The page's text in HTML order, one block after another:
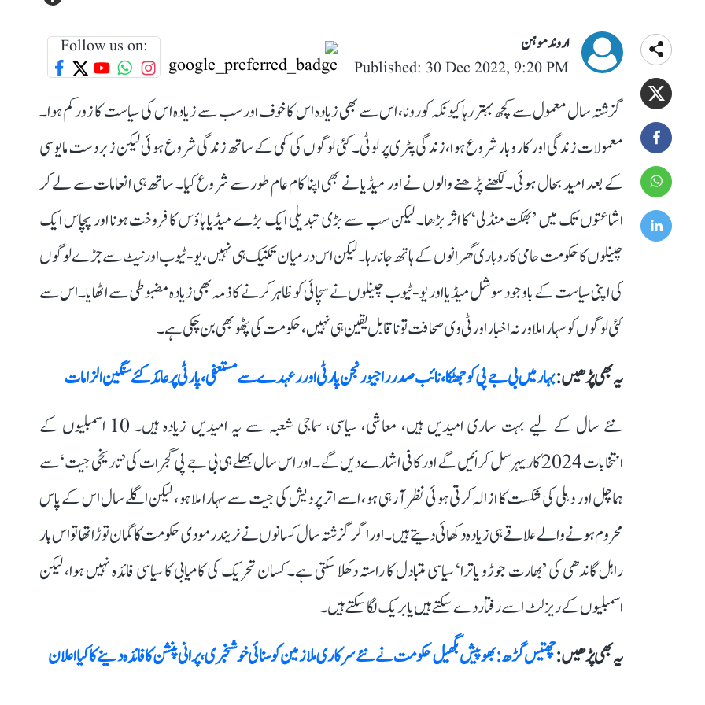
اروند موہن
Published: 30 Dec 2022, 9:20 PM
Follow us on:
گزشتہ سال معمول سے کچھ بہتر رہا کیونکہ کورونا، اس سے بھی زیادہ اس کا خوف اور سب سے زیادہ اس کی سیاست کا زور کم ہوا۔
معمولات زندگی اور کاروبار شروع ہوا، زندگی پٹری پر لوٹی۔ کئی لوگوں کی کمی کے ساتھ زندگی شروع ہوئی لیکن زبردست مایوسی
کے بعد امید بحال ہوئی۔ لکھنے پڑھنے والوں نے اور میڈیا نے بھی اپنا کام عام طور سے شروع کیا۔ ساتھ ہی انعامات سے لے کر
اشاعتوں تک میں ’بھکت منڈلی‘ کا اثر بڑھا۔ لیکن سب سے بڑی تبدیلی ایک بڑے میڈیا ہاؤس کا فروخت ہونا اور پچاس ایک
چینلوں کا حکومت حامی کاروباری گھرانوں کے ہاتھ جانا رہا۔ لیکن اس درمیان تکنیک ہی نہیں، یو-ٹیوب اور نیٹ سے جڑے لوگوں
کی اپنی سیاست کے باوجود سوشل میڈیا اور یو-ٹیوب چینلوں نے سچائی کو ظاہر کرنے کا ذمہ بھی زیادہ مضبوطی سے اٹھایا۔ اس سے
کئی لوگوں کو سہارا ملا ورنہ اخبار اور ٹی وی صحافت تو ناقابل یقین ہی نہیں، حکومت کی پٹھو بھی بن چکی ہے۔
یہ بھی پڑھیں :بہار میں بی جے پی کو جھٹکا، نائب صدر راجیو رنجن پارٹی اورر عہدے سے مستعفی، پارٹی پر عائد کئے سنگین الزامات
نئے سال کے لیے بہت ساری امیدیں ہیں، معاشی، سیاسی، سماجی شعبہ سے یہ امیدیں زیادہ ہیں۔ 10 اسمبلیوں کے
انتخابات 2024 کا ریہرسل کرائیں گے اور کافی اشارے دیں گے۔ اور اس سال بھلے ہی بی جے پی گجرات کی ’تاریخی جیت‘ سے
ہماچل اور دہلی کی شکست کا ازالہ کرتی ہوئی نظر آ رہی ہو، اسے اتر پردیش کی جیت سے سہارا ملا ہو، لیکن اگلے سال اس کے پاس
محروم ہونے والے علاقے ہی زیادہ دکھائی دیتے ہیں۔ اور اگر گزشتہ سال کسانوں نے نریندر مودی حکومت کا گمان توڑا تھا تو اس بار
راہل گاندھی کی ’بھارت جوڑو یاترا‘ سیاسی متبادل کا راستہ دکھلا سکتی ہے۔ کسان تحریک کی کامیابی کا سیاسی فائدہ نہیں ہوا، لیکن
اسمبلیوں کے ریزلٹ اسے رفتار دے سکتے ہیں یا بریک لگا سکتے ہیں۔
یہ بھی پڑھیں :چھتیس گڑھ: بھوپیش بگھیل حکومت نے نئے سرکاری ملازمین کو سنائی خوشخبری، پرانی پنشن کا فائدہ دینے کا کیا اعلان